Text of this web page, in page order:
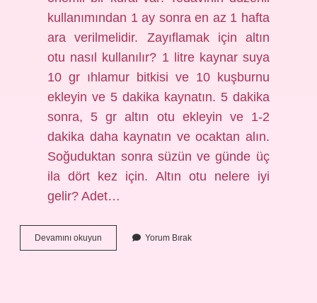
kullanımından 1 ay sonra en az 1 hafta
ara verilmelidir. Zayıflamak için altın
otu nasıl kullanılır? 1 litre kaynar suya
10 gr ıhlamur bitkisi ve 10 kuşburnu
ekleyin ve 5 dakika kaynatın. 5 dakika
sonra, 5 gr altın otu ekleyin ve 1-2
dakika daha kaynatın ve ocaktan alın.
Soğuduktan sonra süzün ve günde üç
ila dört kez için. Altın otu nelere iyi
gelir? Adet…
Devamını okuyun
Otu
Yorum Bırak